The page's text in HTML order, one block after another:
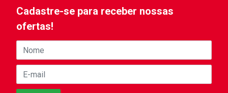
Cadastre-se para receber nossas
ofertas!